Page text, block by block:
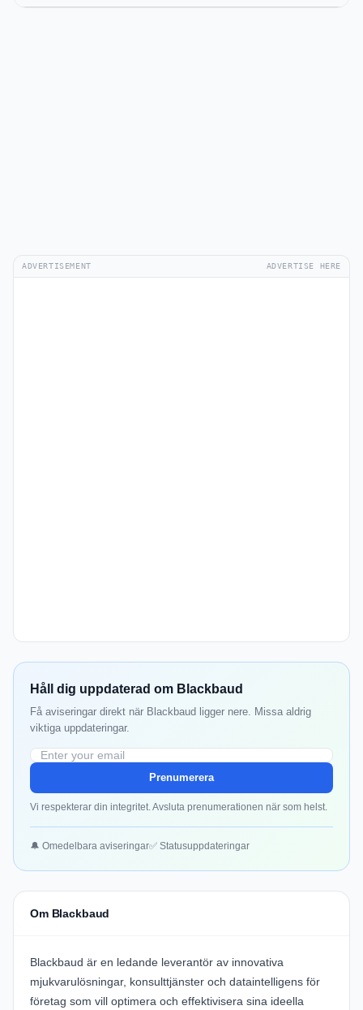
ADVERTISEMENT ADVERTISE HERE
Håll dig uppdaterad om Blackbaud
Få aviseringar direkt när Blackbaud ligger nere. Missa aldrig
viktiga uppdateringar.
Prenumerera
Vi respekterar din integritet. Avsluta prenumerationen när som helst.
🔔 Omedelbara aviseringar✅ Statusuppdateringar
Om Blackbaud
Blackbaud är en ledande leverantör av innovativa
mjukvarulösningar, konsulttjänster och dataintelligens för
företag som vill optimera och effektivisera sina ideella